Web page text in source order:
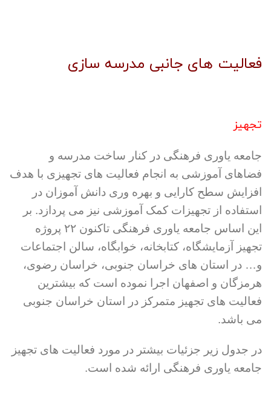
فعالیت های جانبی مدرسه سازی
تجهیز
جامعه یاوری فرهنگی در کنار ساخت مدرسه و
فضاهای آموزشی به انجام فعالیت های تجهیزی با هدف
افزایش سطح کارایی و بهره وری دانش آموزان در
استفاده از تجهیزات کمک آموزشی نیز می پردازد. بر
این اساس جامعه یاوری فرهنگی تاکنون ۲۲ پروژه
تجهیز آزمایشگاه، کتابخانه، خوابگاه، سالن اجتماعات
و… در استان های خراسان جنوبی، خراسان رضوی،
هرمزگان و اصفهان اجرا نموده است که بیشترین
فعالیت های تجهیز متمرکز در استان خراسان جنوبی
می باشد.
در جدول زیر جزئیات بیشتر در مورد فعالیت های تجهیز
جامعه یاوری فرهنگی ارائه شده است.